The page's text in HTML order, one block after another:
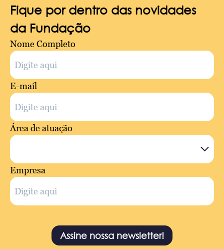
Fique por dentro das novidades
da Fundação
Nome Completo
E-mail
Área de atuação
Empresa
Assine nossa newsletter!